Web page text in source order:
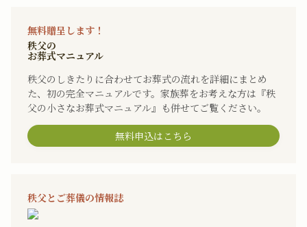
無料贈呈します！
秩父の
お葬式マニュアル
秩父のしきたりに合わせてお葬式の流れを詳細にまとめ
た、初の完全マニュアルです。家族葬をお考えな方は『秩
父の小さなお葬式マニュアル』も併せてご覧ください。
無料申込はこちら
秩父とご葬儀の情報誌